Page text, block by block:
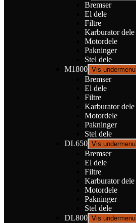
Bremser
El dele
Filtre
Karburator dele
Motordele
Pakninger
Stel dele
M1800 Vis undermenu
Bremser
El dele
Filtre
Karburator dele
Motordele
Pakninger
Stel dele
DL650 Vis undermenu
Bremser
El dele
Filtre
Karburator dele
Motordele
Pakninger
Stel dele
DL800 Vis undermenu